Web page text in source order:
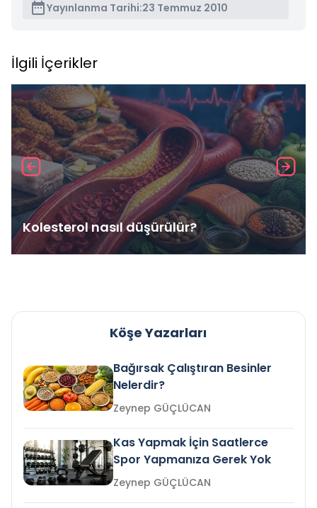
Yayınlanma Tarihi:23 Temmuz 2010
İlgili İçerikler
Kolesterol nasıl düşürülür?
Köşe Yazarları
Bağırsak Çalıştıran Besinler
Nelerdir?
Zeynep GÜÇLÜCAN
Kas Yapmak İçin Saatlerce
Spor Yapmanıza Gerek Yok
Zeynep GÜÇLÜCAN